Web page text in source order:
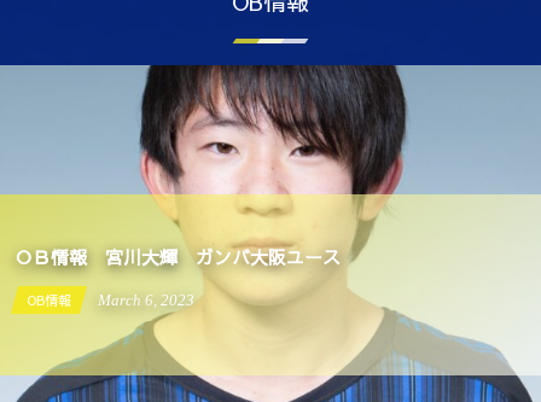
ＯＢ情報 宮川大輝 ガンバ大阪ユース
OB情報 March 6, 2023